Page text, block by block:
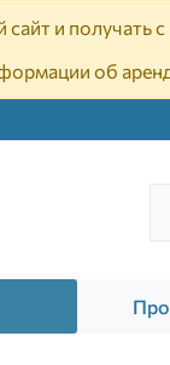
и получать
об